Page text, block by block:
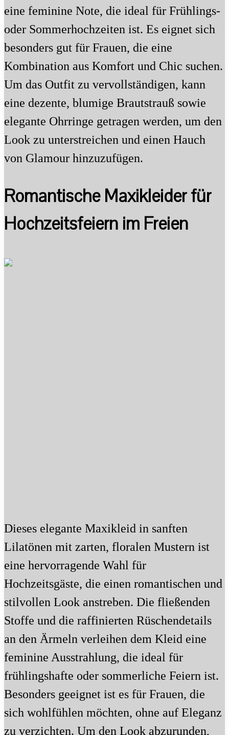
eine feminine Note, die ideal für Frühlings-
oder Sommerhochzeiten ist. Es eignet sich
besonders gut für Frauen, die eine
Kombination aus Komfort und Chic suchen.
Um das Outfit zu vervollständigen, kann
eine dezente, blumige Brautstrauß sowie
elegante Ohrringe getragen werden, um den
Look zu unterstreichen und einen Hauch
von Glamour hinzuzufügen.
Romantische Maxikleider für
Hochzeitsfeiern im Freien
Dieses elegante Maxikleid in sanften
Lilatönen mit zarten, floralen Mustern ist
eine hervorragende Wahl für
Hochzeitsgäste, die einen romantischen und
stilvollen Look anstreben. Die fließenden
Stoffe und die raffinierten Rüschendetails
an den Ärmeln verleihen dem Kleid eine
feminine Ausstrahlung, die ideal für
frühlingshafte oder sommerliche Feiern ist.
Besonders geeignet ist es für Frauen, die
sich wohlfühlen möchten, ohne auf Eleganz
zu verzichten. Um den Look abzurunden,